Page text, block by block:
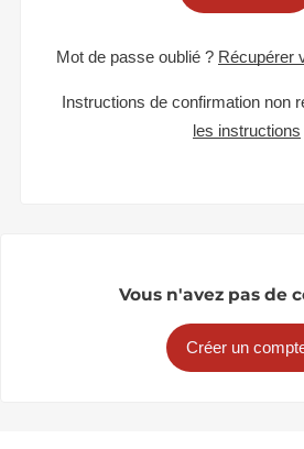
Mot de passe oublié ? Récupérer
Instructions de confirmation non
les instructions
Vous n'avez pas de
Créer un